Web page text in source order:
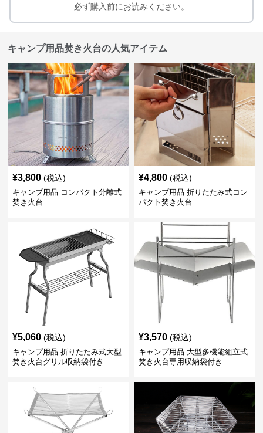
必ず購入前にお読みください。
キャンプ用品焚き火台の人気アイテム
¥3,800 (税込)
キャンプ用品 コンパクト分離式
焚き火台
¥4,800 (税込)
キャンプ用品 折りたたみ式コン
パクト焚き火台
¥5,060 (税込)
キャンプ用品 折りたたみ式大型
焚き火台グリル収納袋付き
¥3,570 (税込)
キャンプ用品 大型多機能組立式
焚き火台専用収納袋付き